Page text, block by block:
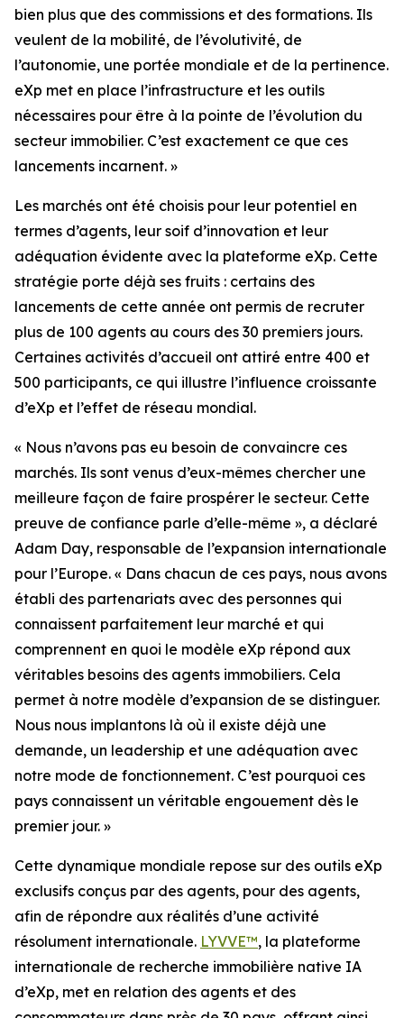
bien plus que des commissions et des formations. Ils
veulent de la mobilité, de l’évolutivité, de
l’autonomie, une portée mondiale et de la pertinence.
eXp met en place l’infrastructure et les outils
nécessaires pour être à la pointe de l’évolution du
secteur immobilier. C’est exactement ce que ces
lancements incarnent. »
Les marchés ont été choisis pour leur potentiel en
termes d’agents, leur soif d’innovation et leur
adéquation évidente avec la plateforme eXp. Cette
stratégie porte déjà ses fruits : certains des
lancements de cette année ont permis de recruter
plus de 100 agents au cours des 30 premiers jours.
Certaines activités d’accueil ont attiré entre 400 et
500 participants, ce qui illustre l’influence croissante
d’eXp et l’effet de réseau mondial.
« Nous n’avons pas eu besoin de convaincre ces
marchés. Ils sont venus d’eux-mêmes chercher une
meilleure façon de faire prospérer le secteur. Cette
preuve de confiance parle d’elle-même », a déclaré
Adam Day, responsable de l’expansion internationale
pour l’Europe. « Dans chacun de ces pays, nous avons
établi des partenariats avec des personnes qui
connaissent parfaitement leur marché et qui
comprennent en quoi le modèle eXp répond aux
véritables besoins des agents immobiliers. Cela
permet à notre modèle d’expansion de se distinguer.
Nous nous implantons là où il existe déjà une
demande, un leadership et une adéquation avec
notre mode de fonctionnement. C’est pourquoi ces
pays connaissent un véritable engouement dès le
premier jour. »
Cette dynamique mondiale repose sur des outils eXp
exclusifs conçus par des agents, pour des agents,
afin de répondre aux réalités d’une activité
résolument internationale. LYVVE™, la plateforme
internationale de recherche immobilière native IA
d’eXp, met en relation des agents et des